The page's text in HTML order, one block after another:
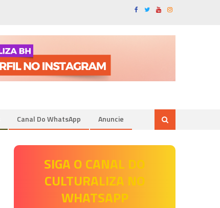
Canal Do WhatsApp Anuncie
SIGA O CANAL DO
CULTURALIZA NO
WHATSAPP